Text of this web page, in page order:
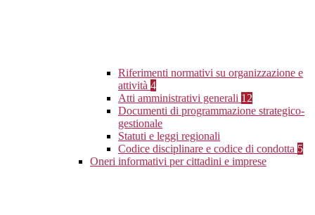
Riferimenti normativi su organizzazione e
attività 4
Atti amministrativi generali 12
Documenti di programmazione strategico-
gestionale
Statuti e leggi regionali
Codice disciplinare e codice di condotta 5
Oneri informativi per cittadini e imprese